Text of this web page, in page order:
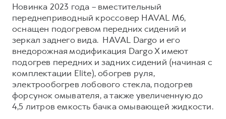
Новинка 2023 года – вместительный
переднеприводный кроссовер HAVAL M6,
оснащен подогревом передних сидений и
зеркал заднего вида. HAVAL Dargo и его
внедорожная модификация Dargo X имеют
подогрев передних и задних сидений (начиная с
комплектации Elite), обогрев руля,
электрообогрев лобового стекла, подогрев
форсунок омывателя, а также увеличенную до
4,5 литров емкость бачка омывающей жидкости.